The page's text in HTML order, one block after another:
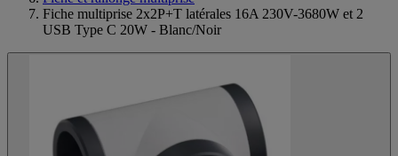
Fiche multiprise 2x2P+T latérales 16A 230V-3680W et 2
USB Type C 20W - Blanc/Noir